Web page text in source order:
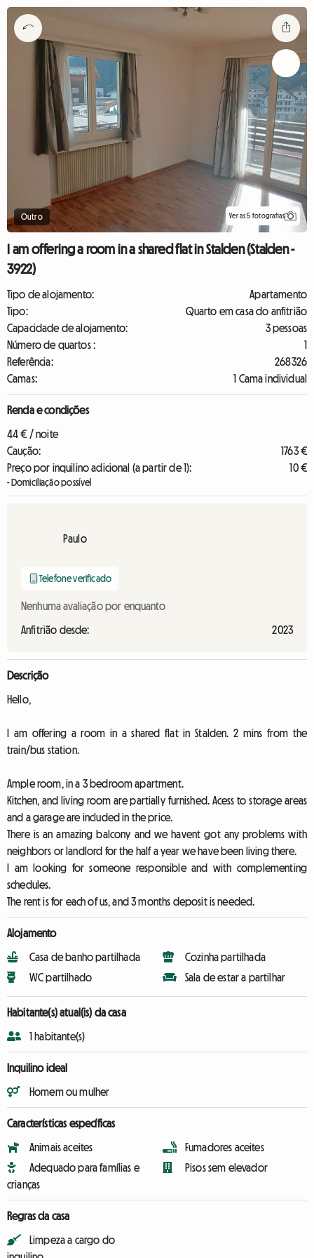
Outro Ver as 5 fotografias
I am offering a room in a shared flat in Stalden (Stalden -
3922)
Tipo de alojamento:
Apartamento
Tipo:
Quarto em casa do anfitrião
Capacidade de alojamento:
3 pessoas
Número de quartos :
1
Referência:
268326
Camas:
1 Cama individual
Renda e condições
44 € / noite
Caução:
1763 €
Preço por inquilino adicional (a partir de 1):
10 €
- Domiciliação possível
Paulo
Telefone verificado
Nenhuma avaliação por enquanto
Anfitrião desde: 2023
Descrição
Hello,
I am offering a room in a shared flat in Stalden. 2 mins from the
train/bus station.
Ample room, in a 3 bedroom apartment.
Kitchen, and living room are partially furnished. Acess to storage areas
and a garage are included in the price.
There is an amazing balcony and we havent got any problems with
neighbors or landlord for the half a year we have been living there.
I am looking for someone responsible and with complementing
schedules.
The rent is for each of us, and 3 months deposit is needed.
Alojamento
Casa de banho partilhada
WC partilhado
Cozinha partilhada
Sala de estar a partilhar
Habitante(s) atual(is) da casa
1 habitante(s)
Inquilino ideal
Homem ou mulher
Características específicas
Animais aceites
Adequado para famílias e
crianças
Fumadores aceites
Pisos sem elevador
Regras da casa
Limpeza a cargo do